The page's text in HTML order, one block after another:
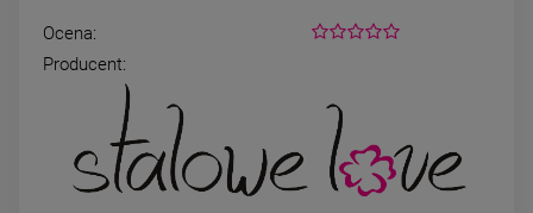
Bransoletka STAL
delikatny płaski
Naszyjnik STAL
bez przywieszek małe
Ocena:
Producent: